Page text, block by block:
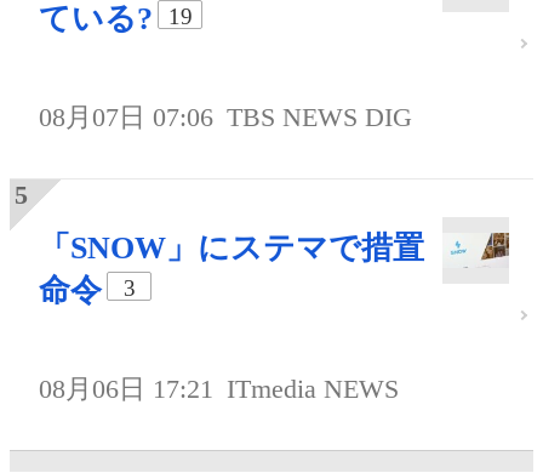
ている?
19
08月07日 07:06 TBS NEWS DIG
「SNOW」にステマで措置
命令
3
08月06日 17:21 ITmedia NEWS